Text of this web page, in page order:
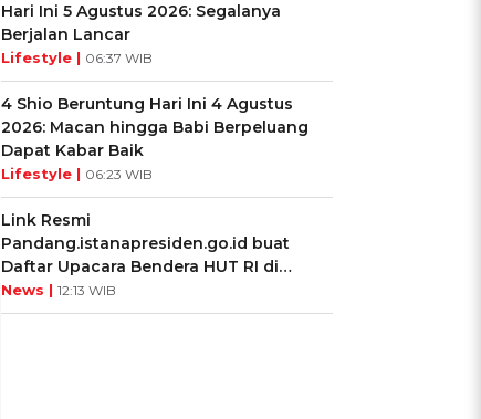
Hari Ini 5 Agustus 2026: Segalanya
Berjalan Lancar
Lifestyle | 06:37 WIB
4 Shio Beruntung Hari Ini 4 Agustus
2026: Macan hingga Babi Berpeluang
Dapat Kabar Baik
Lifestyle | 06:23 WIB
Link Resmi
Pandang.istanapresiden.go.id buat
Daftar Upacara Bendera HUT RI di
Istana Negara
News | 12:13 WIB